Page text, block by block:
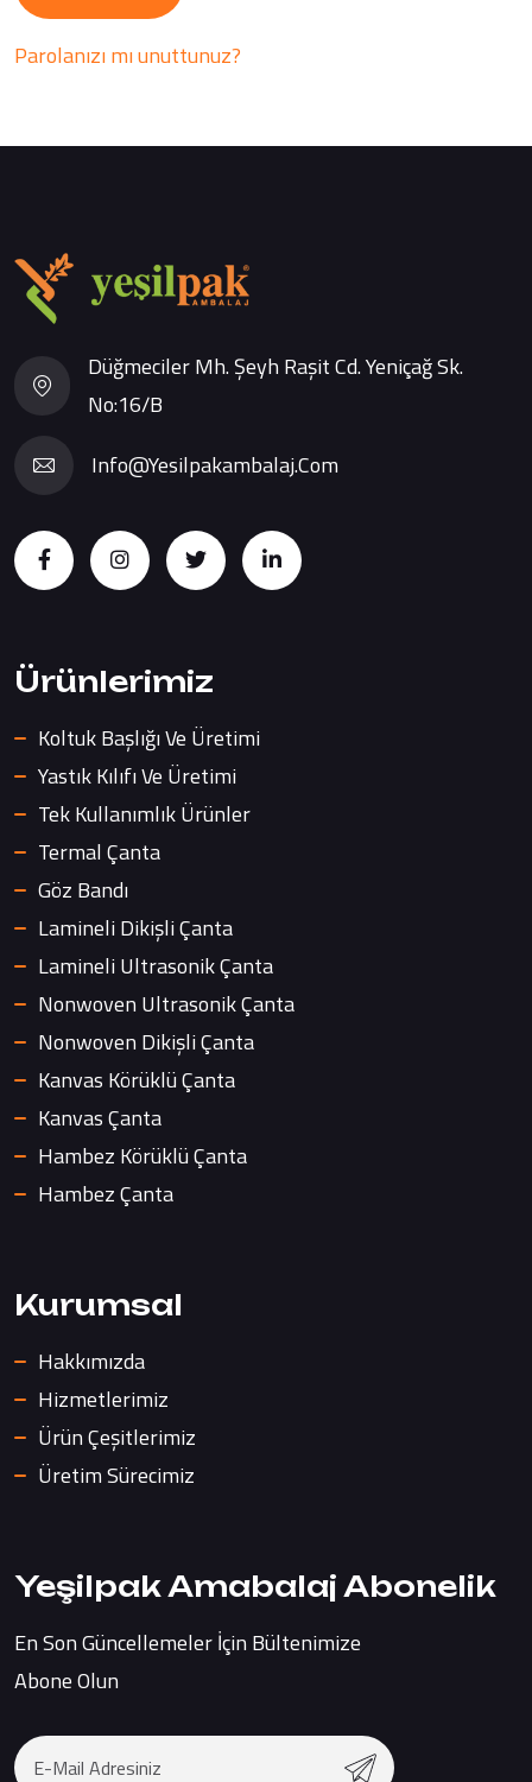
Parolanızı mı unuttunuz?
Düğmeciler Mh. Şeyh Raşit Cd. Yeniçağ Sk.
No:16/B
Info@yesilpakambalaj.com
Ürünlerimiz
Koltuk Başlığı Ve Üretimi
Yastık Kılıfı Ve Üretimi
Tek Kullanımlık Ürünler
Termal Çanta
Göz Bandı
Lamineli Dikişli Çanta
Lamineli Ultrasonik Çanta
Nonwoven Ultrasonik Çanta
Nonwoven Dikişli Çanta
Kanvas Körüklü Çanta
Kanvas Çanta
Hambez Körüklü Çanta
Hambez Çanta
Kurumsal
Hakkımızda
Hizmetlerimiz
Ürün Çeşitlerimiz
Üretim Sürecimiz
Yeşilpak Amabalaj Abonelik
En Son Güncellemeler İçin Bültenimize
Abone Olun